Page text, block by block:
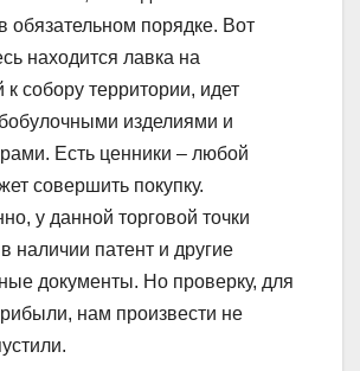
обязательном порядке. Вот
находится лавка на
собору территории, идет
изделиями и
Есть ценники – любой
совершить покупку.
у данной торговой точки
наличии патент и другие
документы. Но проверку, для
нам произвести не